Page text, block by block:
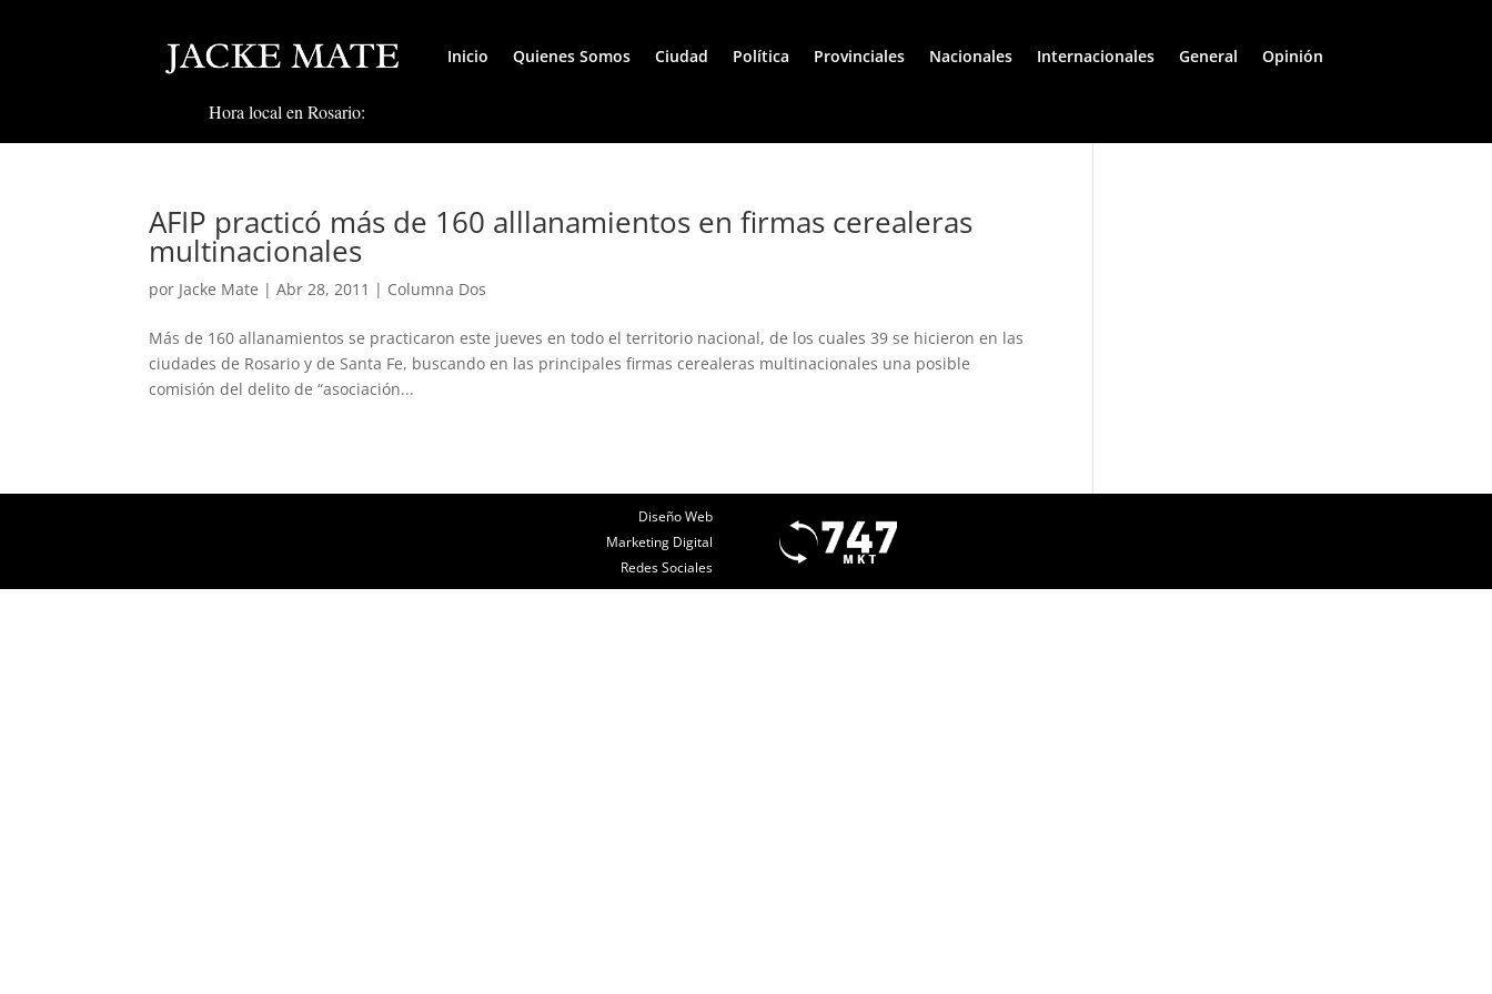
Inicio Quienes Somos Ciudad Política Provinciales Nacionales Internacionales General Opinión
Hora local en Rosario:
AFIP practicó más de 160 alllanamientos en firmas cerealeras
multinacionales
por Jacke Mate |Abr 28, 2011 | Columna Dos
Más de 160 allanamientos se practicaron este jueves en todo el territorio nacional, de los cuales 39 se hicieron en las
ciudades de Rosario y de Santa Fe, buscando en las principales firmas cerealeras multinacionales una posible
comisión del delito de “asociación...
Diseño Web
Marketing Digital
Redes Sociales